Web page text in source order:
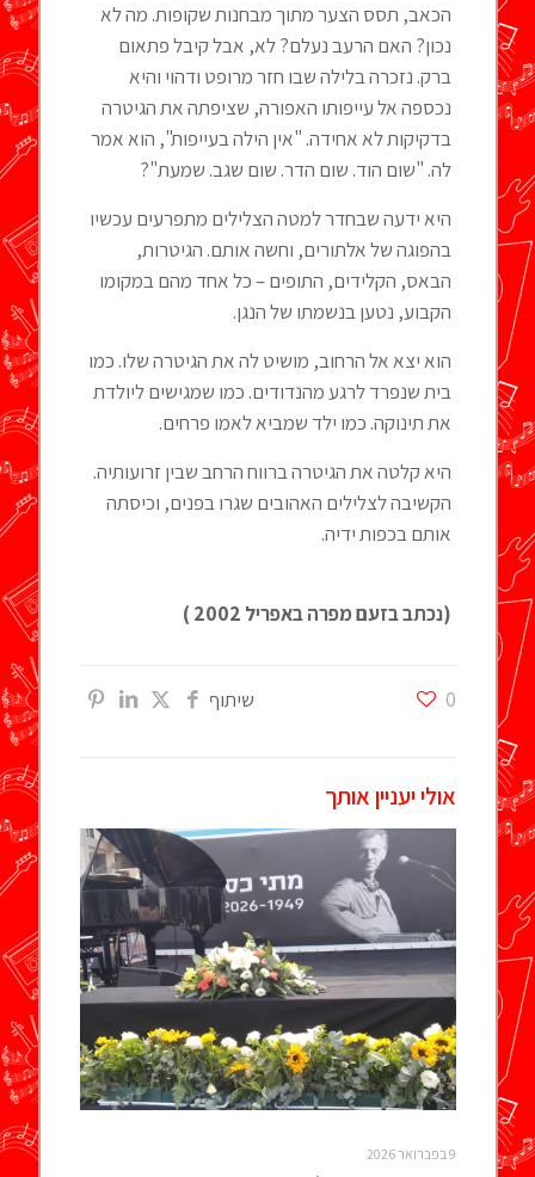
הכאב, תסס הצער מתוך מבחנות שקופות. מה לא
נכון? האם הרעב נעלם? לא, אבל קיבל פתאום
ברק. נזכרה בלילה שבו חזר מרופט ודהוי והיא
נכספה אל עייפותו האפורה, שציפתה את הגיטרה
בדקיקות לא אחידה. "אין הילה בעייפות", הוא אמר
לה. "שום הוד. שום הדר. שום שגב. שמעת"?
היא ידעה שבחדר למטה הצלילים מתפרעים עכשיו
בהפוגה של אלתורים, וחשה אותם. הגיטרות,
הבאס, הקלידים, התופים – כל אחד מהם במקומו
הקבוע, נטען בנשמתו של הנגן.
הוא יצא אל הרחוב, מושיט לה את הגיטרה שלו. כמו
בית שנפרד לרגע מהנדודים. כמו שמגישים ליולדת
את תינוקה. כמו ילד שמביא לאמו פרחים.
היא קלטה את הגיטרה ברווח הרחב שבין זרועותיה.
הקשיבה לצלילים האהובים שגרו בפנים, וכיסתה
אותם בכפות ידיה.
(נכתב בזעם מפרה באפריל 2002 )
שיתוף 0
אולי יעניין אותך
9 בפברואר 2026